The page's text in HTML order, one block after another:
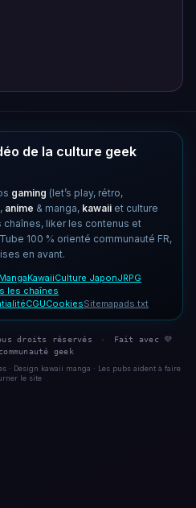
de la culture geek
gaming (let’s play, rétro,
anime & manga, kawaii et culture
liker les contenus et
100 % orienté communauté FR,
en avant.
KawaiiCulture JaponJRPG
les chaînes
CGUCookiesSitemapads.txt
droits réservés ·
Fait avec 💜
geek
· Design kawaii manga · Les pubs aident à faire
le site